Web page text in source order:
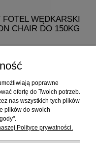
WĘDKARSKI
CHAIR DO 150KG
poprawne
ofertę do Twoich potrzeb.
nas wszystkich tych plików
plików do swoich
Polityce prywatności.